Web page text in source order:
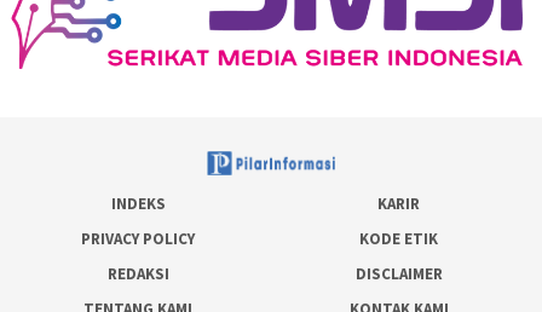
INDEKS
KARIR
PRIVACY POLICY
KODE ETIK
REDAKSI
DISCLAIMER